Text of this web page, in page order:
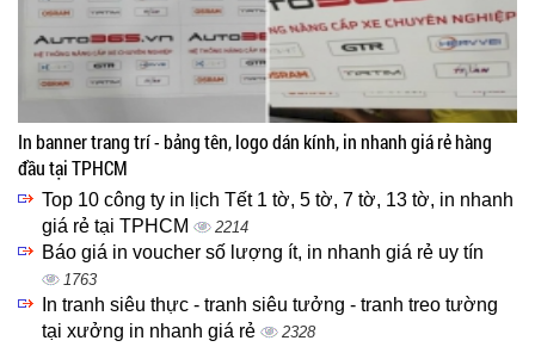
In banner trang trí - bảng tên, logo dán kính, in nhanh giá rẻ hàng
đầu tại TPHCM
Top 10 công ty in lịch Tết 1 tờ, 5 tờ, 7 tờ, 13 tờ, in nhanh
giá rẻ tại TPHCM
2214
Báo giá in voucher số lượng ít, in nhanh giá rẻ uy tín
1763
In tranh siêu thực - tranh siêu tưởng - tranh treo tường
tại xưởng in nhanh giá rẻ
2328